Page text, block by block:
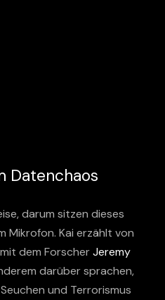
Datenchaos
darum sitzen dieses
Mikrofon. Kai erzählt von
dem ForscherJeremy
darüber sprachen,
und Terrorismus